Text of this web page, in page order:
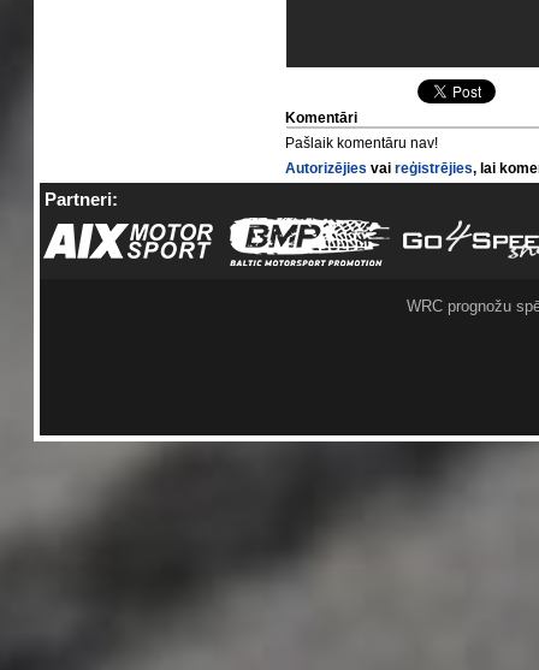
Komentāri
Pašlaik komentāru nav!
Autorizējies vaireģistrējies, lai
Partneri:
WRC prognožu